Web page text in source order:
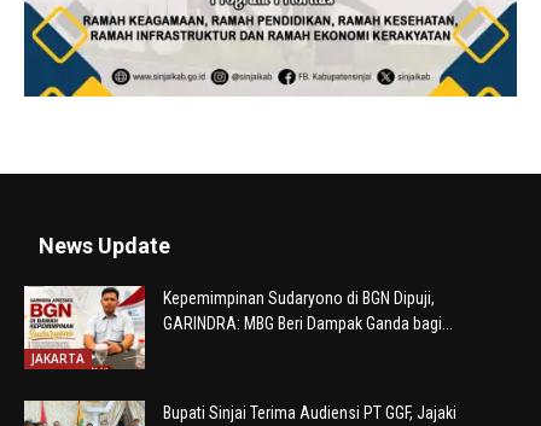
News Update
JAKARTA
Kepemimpinan Sudaryono di BGN Dipuji,
GARINDRA: MBG Beri Dampak Ganda bagi...
Bupati Sinjai Terima Audiensi PT GGF, Jajaki